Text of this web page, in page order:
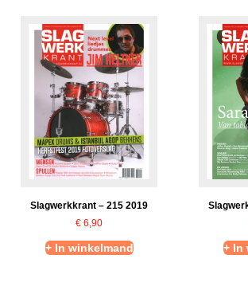
Slagwerkkrant – 215 2019
€ 6,90
+ In winkelmand + In